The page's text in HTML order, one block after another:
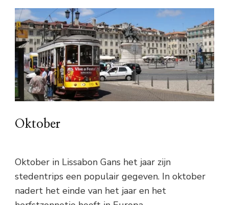
Oktober
Oktober in Lissabon Gans het jaar zijn
stedentrips een populair gegeven. In oktober
nadert het einde van het jaar en het